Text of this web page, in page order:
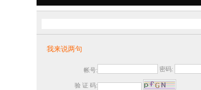
我来说两句
帐号: 密码:
验 证 码: